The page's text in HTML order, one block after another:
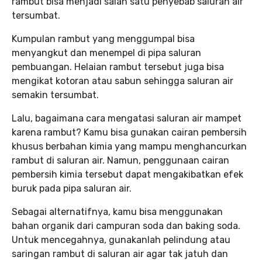
tersumbat.
Kumpulan rambut yang menggumpal bisa
menyangkut dan menempel di pipa saluran
pembuangan. Helaian rambut tersebut juga bisa
mengikat kotoran atau sabun sehingga saluran air
semakin tersumbat.
Lalu, bagaimana cara mengatasi saluran air mampet
karena rambut? Kamu bisa gunakan cairan pembersih
khusus berbahan kimia yang mampu menghancurkan
rambut di saluran air. Namun, penggunaan cairan
pembersih kimia tersebut dapat mengakibatkan efek
buruk pada pipa saluran air.
Sebagai alternatifnya, kamu bisa menggunakan
bahan organik dari campuran soda dan baking soda.
Untuk mencegahnya, gunakanlah pelindung atau
saringan rambut di saluran air agar tak jatuh dan